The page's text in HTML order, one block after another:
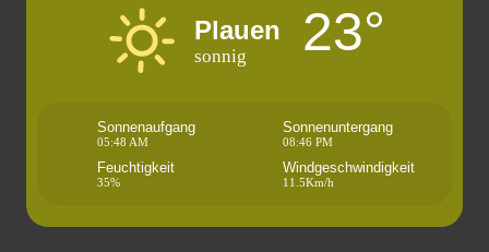
Plauen
sonnig 23°
Sonnenaufgang
05:48 AM
Sonnenuntergang
08:46 PM
Feuchtigkeit
35%
Windgeschwindigkeit
11.5Km/h